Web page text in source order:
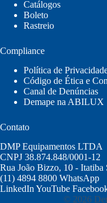
Catálogos
Boleto
Rastreio
Compliance
Política de
Código de Ética e
Canal de Denúncias
Demape na ABILUX
Contato
DMP Equipamentos LTDA
CNPJ 38.874.848/0001-12
Rua João Bizzo, 10 - Itatiba
(11) 4894 8800 WhatsApp
LinkedIn YouTube
© 2026